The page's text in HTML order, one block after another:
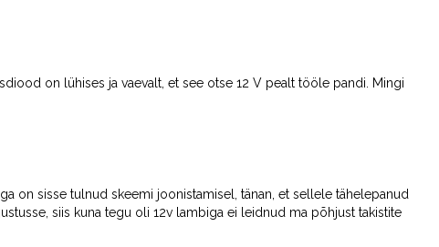
on lühises ja vaevalt, et see otse 12 V pealt tööle pandi. Mingi
on sisse tulnud skeemi joonistamisel, tänan, et sellele tähelepanud
siis kuna tegu oli 12v lambiga ei leidnud ma põhjust takistite